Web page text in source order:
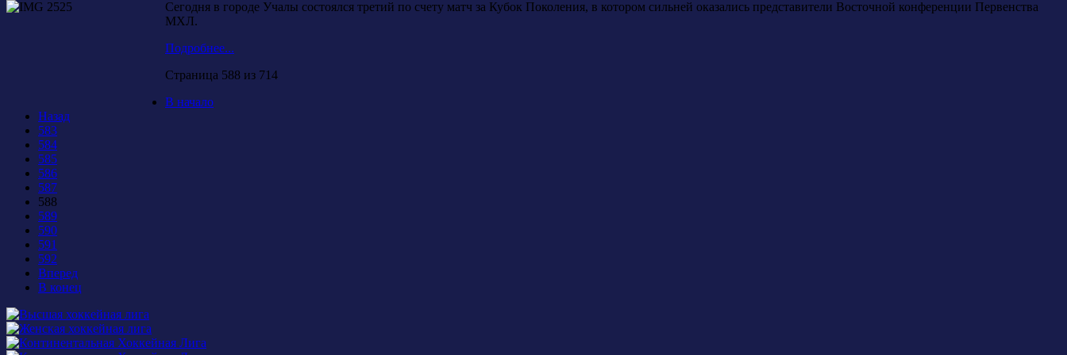
Сегодня в городе Учалы состоялся третий по счету матч за Кубок Поколения, в котором сильней оказались представители Восточной конференции Первенства
МХЛ.
Подробнее...
Страница 588 из 714
В начало
Назад
583
584
585
586
587
588
589
590
591
592
Вперед
В конец